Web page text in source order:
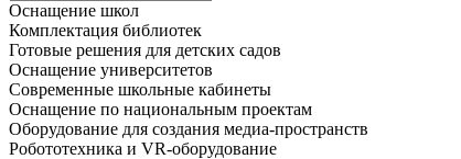
Оснащение школ
Комплектация библиотек
Готовые решения для детских садов
Оснащение университетов
Современные школьные кабинеты
Оснащение по национальным проектам
Оборудование для создания медиа-пространств
Робототехника и VR-оборудование